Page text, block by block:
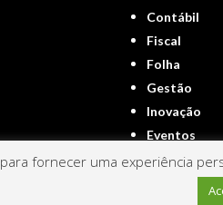
Contábil
Fiscal
Folha
Gestão
Inovação
Eventos
Portal ContNews © 2022 –
para fornecer uma experiência